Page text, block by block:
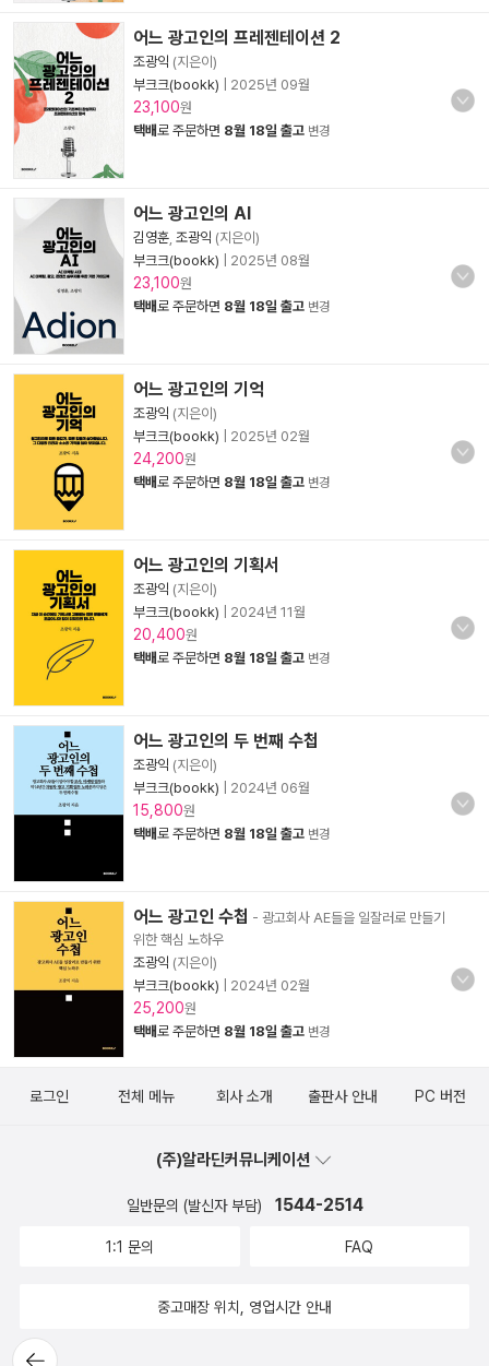
어느 광고인의 프레젠테이션 2
조광익 (지은이)
부크크(bookk)
2025년 09월
23,100원
택배로 주문하면 8월 18일 출고 변경
어느 광고인의 AI
김영훈 조광익 (지은이)
부크크(bookk)
2025년 08월
23,100원
택배로 주문하면 8월 18일 출고 변경
어느 광고인의 기억
조광익 (지은이)
부크크(bookk)
2025년 02월
24,200원
택배로 주문하면 8월 18일 출고 변경
어느 광고인의 기획서
조광익 (지은이)
부크크(bookk)
2024년 11월
20,400원
택배로 주문하면 8월 18일 출고 변경
어느 광고인의 두 번째 수첩
조광익 (지은이)
부크크(bookk)
2024년 06월
15,800원
택배로 주문하면 8월 18일 출고 변경
어느 광고인 수첩 - 광고회사 AE들을 일잘러로 만들기
위한 핵심 노하우
조광익 (지은이)
부크크(bookk)
2024년 02월
25,200원
택배로 주문하면 8월 18일 출고 변경
뒤로가
로그인 전체 메뉴 회사 소개 출판사 안내 PC 버전
(주)알라딘커뮤니케이션
일반문의 (발신자 부담) 1544-2514
1:1 문의 FAQ
중고매장 위치, 영업시간 안내